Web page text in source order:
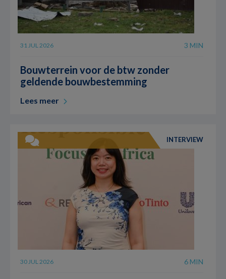
31 JUL 2026 3 MIN
Bouwterrein voor de btw zonder
geldende bouwbestemming
Lees meer
INTERVIEW
30 JUL 2026 6 MIN